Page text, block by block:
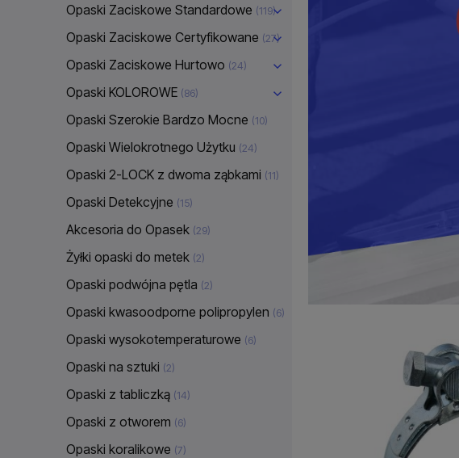
Opaski Zaciskowe Standardowe (119)
Opaski Zaciskowe Certyfikowane (27)
Opaski Zaciskowe Hurtowo (24)
Opaski KOLOROWE (86)
Opaski Szerokie Bardzo Mocne (10)
Opaski Wielokrotnego Użytku (24)
Opaski 2-LOCK z dwoma ząbkami (11)
Opaski Detekcyjne (15)
Akcesoria do Opasek (29)
Żyłki opaski do metek (2)
Opaski podwójna pętla (2)
Opaski kwasoodporne polipropylen (6)
Opaski wysokotemperaturowe (6)
Opaski na sztuki (2)
Opaski z tabliczką (14)
Opaski z otworem (6)
Opaski koralikowe (7)